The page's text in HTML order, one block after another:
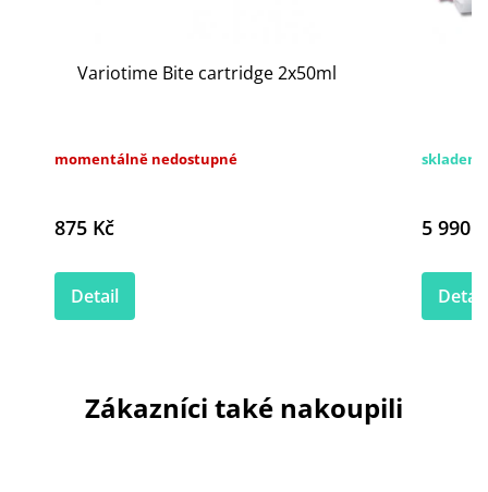
Variotime Bite cartridge 2x50ml
momentálně nedostupné
875 Kč
Detail
skladem
5 990
Detail
Zákazníci také nakoupili